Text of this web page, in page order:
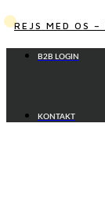
Videre
tilREJS MED OS –
B2B LOGIN
KONTAKT